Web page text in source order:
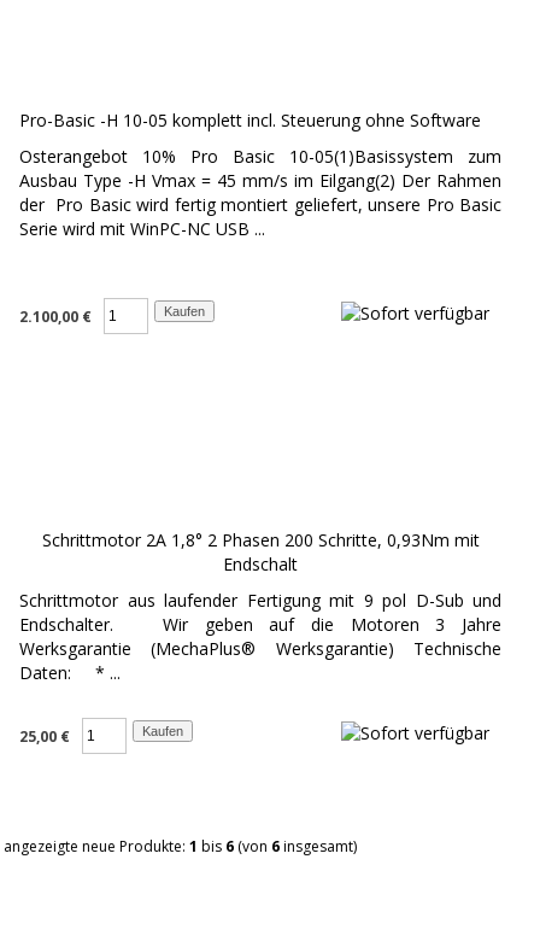
Pro-Basic -H 10-05 komplett incl. Steuerung ohne Software
Osterangebot 10% Pro Basic 10-05(1)Basissystem zum
Ausbau Type -H Vmax = 45 mm/s im Eilgang(2) Der Rahmen
der Pro Basic wird fertig montiert geliefert, unsere Pro Basic
Serie wird mit WinPC-NC USB ...
2.100,00 €
Schrittmotor 2A 1,8° 2 Phasen 200 Schritte, 0,93Nm mit
Endschalt
Schrittmotor aus laufender Fertigung mit 9 pol D-Sub und
Endschalter. Wir geben auf die Motoren 3 Jahre
Werksgarantie (MechaPlus® Werksgarantie) Technische
Daten: * ...
25,00 €
angezeigte neue Produkte: 1 bis 6 (von 6insgesamt)